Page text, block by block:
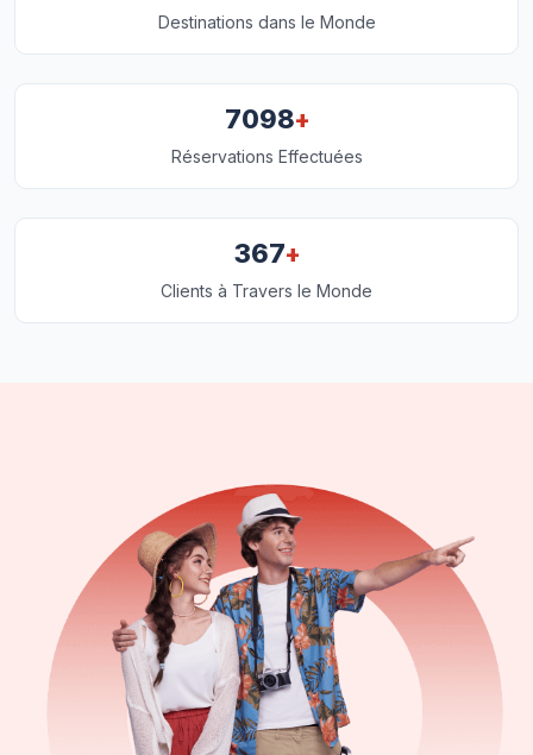
Destinations dans le Monde
7098+
Réservations Effectuées
367+
Clients à Travers le Monde